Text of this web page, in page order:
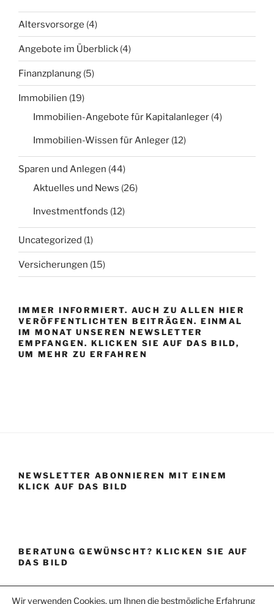
Altersvorsorge (4)
Angebote im Überblick (4)
Finanzplanung (5)
Immobilien (19)
Immobilien-Angebote für Kapitalanleger (4)
Immobilien-Wissen für Anleger (12)
Sparen und Anlegen (44)
Aktuelles und News (26)
Investmentfonds (12)
Uncategorized (1)
Versicherungen (15)
IMMER INFORMIERT. AUCH ZU ALLEN HIER
VERÖFFENTLICHTEN BEITRÄGEN. EINMAL
IM MONAT UNSEREN NEWSLETTER
EMPFANGEN. KLICKEN SIE AUF DAS BILD,
UM MEHR ZU ERFAHREN
NEWSLETTER ABONNIEREN MIT EINEM
KLICK AUF DAS BILD
BERATUNG GEWÜNSCHT? KLICKEN SIE AUF
DAS BILD
Wir verwenden Cookies, um Ihnen die bestmögliche Erfahrung